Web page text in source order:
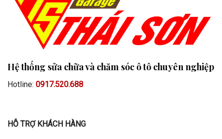
Hệ thống sửa chữa và chăm sóc ô tô chuyên nghiệp
Hotline: 0917.520.688
HỖ TRỢ KHÁCH HÀNG